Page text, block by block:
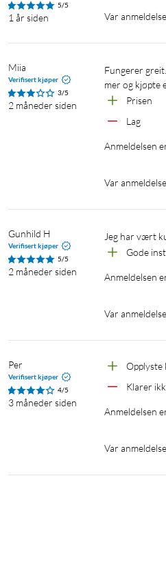
5/5
1 år siden Var
Miia
Verifisert kjøper
3/5
2 måneder siden
Fungerer greit. Mangler noen funksjoner, og etter et år eller så begynte den å hakke mye. Angrer på at vi ikke betalte litt
mer og kjøpte
Prisen
Lag
Anmeldelsen
Var
Gunhild H
Verifisert kjøper
5/5
2 måneder siden
Jeg har vært
Gode
Anmeldelsen
Var
Per
Verifisert kjøper
4/5
3 måneder siden
Opplyste
Klarer
Anmeldelsen
Var